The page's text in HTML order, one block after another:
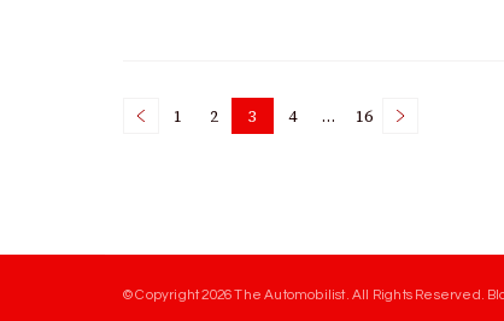
Posts
Page
1 Page
2 Page
3 Page
4 … Page
16
© Copyright 2026The Automobilist. All Rights Reserved.